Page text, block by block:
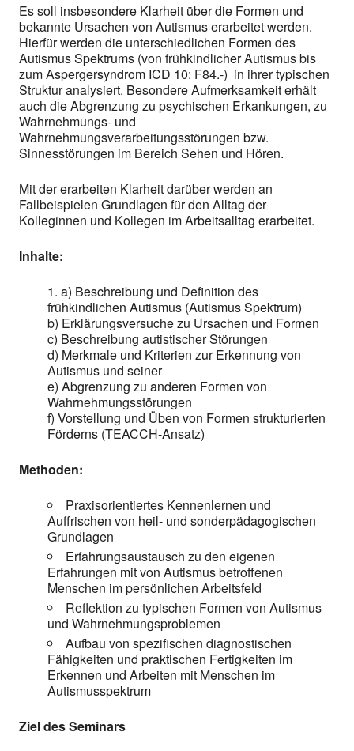
Es soll insbesondere Klarheit über die Formen und
bekannte Ursachen von Autismus erarbeitet werden.
Hierfür werden die unterschiedlichen Formen des
Autismus Spektrums (von frühkindlicher Autismus bis
zum Aspergersyndrom ICD 10: F84.-) in ihrer typischen
Struktur analysiert. Besondere Aufmerksamkeit erhält
auch die Abgrenzung zu psychischen Erkankungen, zu
Wahrnehmungs- und
Wahrnehmungsverarbeitungsstörungen bzw.
Sinnesstörungen im Bereich Sehen und Hören.
Mit der erarbeiten Klarheit darüber werden an
Fallbeispielen Grundlagen für den Alltag der
Kolleginnen und Kollegen im Arbeitsalltag erarbeitet.
Inhalte:
a) Beschreibung und Definition des
frühkindlichen Autismus (Autismus Spektrum)
b) Erklärungsversuche zu Ursachen und Formen
c) Beschreibung autistischer Störungen
d) Merkmale und Kriterien zur Erkennung von
Autismus und seiner
e) Abgrenzung zu anderen Formen von
Wahrnehmungsstörungen
f) Vorstellung und Üben von Formen strukturierten
Förderns (TEACCH-Ansatz)
Methoden:
Praxisorientiertes Kennenlernen und
Auffrischen von heil- und sonderpädagogischen
Grundlagen
Erfahrungsaustausch zu den eigenen
Erfahrungen mit von Autismus betroffenen
Menschen im persönlichen Arbeitsfeld
Reflektion zu typischen Formen von Autismus
und Wahrnehmungsproblemen
Aufbau von spezifischen diagnostischen
Fähigkeiten und praktischen Fertigkeiten im
Erkennen und Arbeiten mit Menschen im
Autismusspektrum
Ziel des Seminars